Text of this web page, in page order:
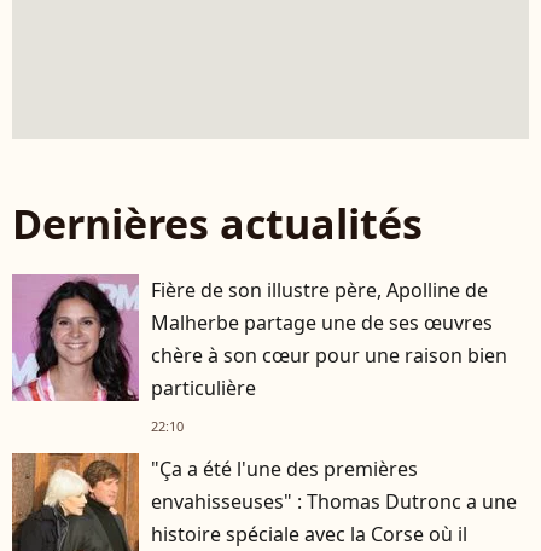
Dernières actualités
Fière de son illustre père, Apolline de
Malherbe partage une de ses œuvres
chère à son cœur pour une raison bien
particulière
22:10
"Ça a été l'une des premières
envahisseuses" : Thomas Dutronc a une
histoire spéciale avec la Corse où il